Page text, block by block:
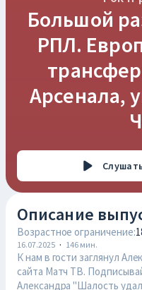
Большой
РПЛ.
Арсенала,
Описание
Возрастное ограничение:
16.07.2025 · 146 мин.
К нам в гости заглянул
сайта Матч ТВ.
Александра "Шалость